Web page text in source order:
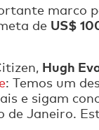
marco
de US$
Hugh
: Temos um
e sigam
Janeiro.